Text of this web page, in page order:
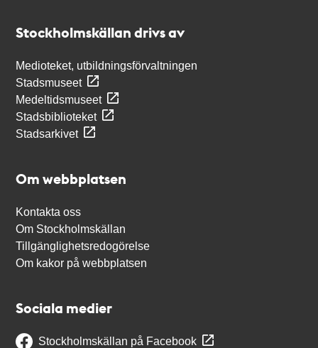
Stockholmskällan drivs av
Medioteket, utbildningsförvaltningen
Stadsmuseet
Medeltidsmuseet
Stadsbiblioteket
Stadsarkivet
Om webbplatsen
Kontakta oss
Om Stockholmskällan
Tillgänglighetsredogörelse
Om kakor på webbplatsen
Sociala medier
Stockholmskällan på Facebook